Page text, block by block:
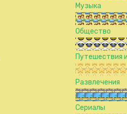
Музыка
Общество
Путешествия
Развлечения
Сериалы